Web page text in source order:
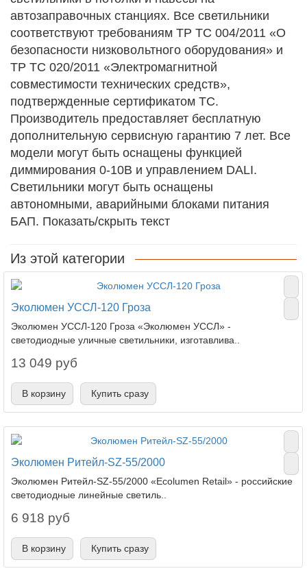
автозаправочных станциях. Все светильники
соответствуют требованиям ТР ТС 004/2011 «О
безопасности низковольтного оборудования» и
ТР ТС 020/2011 «Электромагнитной
совместимости технических средств»,
подтвержденные сертификатом ТС.
Производитель предоставляет бесплатную
дополнительную сервисную гарантию 7 лет. Все
модели могут быть оснащены функцией
диммирования 0-10В и управлением DALI.
Светильники могут быть оснащены
автономными, аварийными блоками питания
БАП. Показать/скрыть текст
Из этой категории
Эколюмен УССЛ-120 Гроза
Эколюмен УССЛ-120 Гроза «Эколюмен УССЛ» -
светодиодные уличные светильники, изготавлива..
13 049 руб
В корзину Купить сразу
Эколюмен Ритейл-SZ-55/2000
Эколюмен Ритейл-SZ-55/2000 «Ecolumen Retail» - российские
светодиодные линейные светиль..
6 918 руб
В корзину Купить сразу